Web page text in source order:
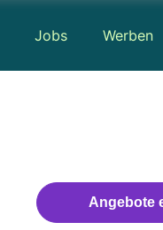
Jobs Werben
Angebote